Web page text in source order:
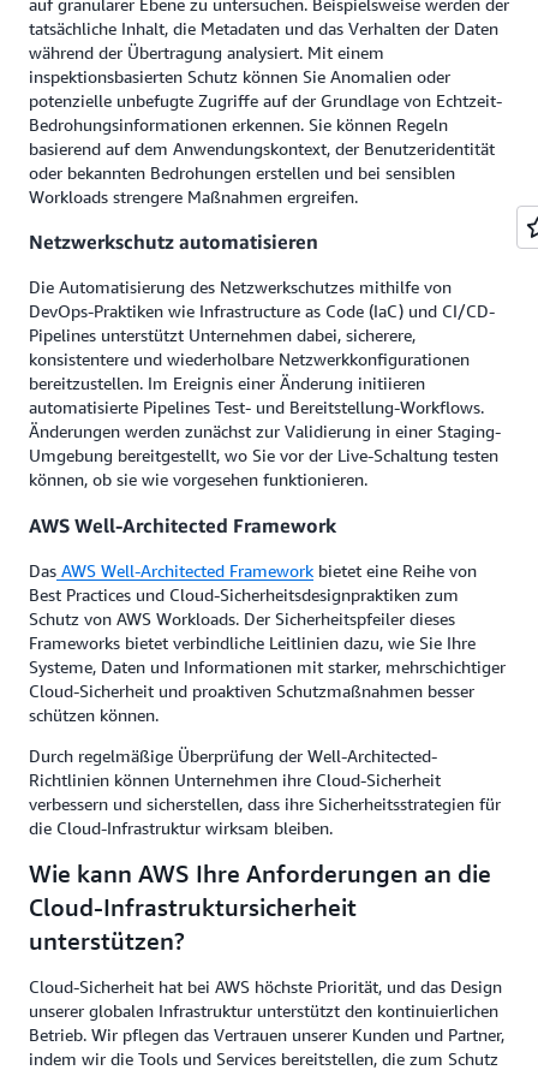
tatsächliche Inhalt, die Metadaten und das Verhalten der Daten
während der Übertragung analysiert. Mit einem
inspektionsbasierten Schutz können Sie Anomalien oder
potenzielle unbefugte Zugriffe auf der Grundlage von Echtzeit-
Bedrohungsinformationen erkennen. Sie können Regeln
basierend auf dem Anwendungskontext, der Benutzeridentität
oder bekannten Bedrohungen erstellen und bei sensiblen
Workloads strengere Maßnahmen ergreifen.
Netzwerkschutz automatisieren
Die Automatisierung des Netzwerkschutzes mithilfe von
DevOps-Praktiken wie Infrastructure as Code (IaC) und CI/CD-
Pipelines unterstützt Unternehmen dabei, sicherere,
konsistentere und wiederholbare Netzwerkkonfigurationen
bereitzustellen. Im Ereignis einer Änderung initiieren
automatisierte Pipelines Test- und Bereitstellung-Workflows.
Änderungen werden zunächst zur Validierung in einer Staging-
Umgebung bereitgestellt, wo Sie vor der Live-Schaltung testen
können, ob sie wie vorgesehen funktionieren.
AWS Well-Architected Framework
Das AWS Well-Architected Framework bietet eine Reihe von
Best Practices und Cloud-Sicherheitsdesignpraktiken zum
Schutz von AWS Workloads. Der Sicherheitspfeiler dieses
Frameworks bietet verbindliche Leitlinien dazu, wie Sie Ihre
Systeme, Daten und Informationen mit starker, mehrschichtiger
Cloud-Sicherheit und proaktiven Schutzmaßnahmen besser
schützen können.
Durch regelmäßige Überprüfung der Well-Architected-
Richtlinien können Unternehmen ihre Cloud-Sicherheit
verbessern und sicherstellen, dass ihre Sicherheitsstrategien für
die Cloud-Infrastruktur wirksam bleiben.
Wie kann AWS Ihre Anforderungen an die
Cloud-Infrastruktursicherheit
unterstützen?
Cloud-Sicherheit hat bei AWS höchste Priorität, und das Design
unserer globalen Infrastruktur unterstützt den kontinuierlichen
Betrieb. Wir pflegen das Vertrauen unserer Kunden und Partner,
indem wir die Tools und Services bereitstellen, die zum Schutz